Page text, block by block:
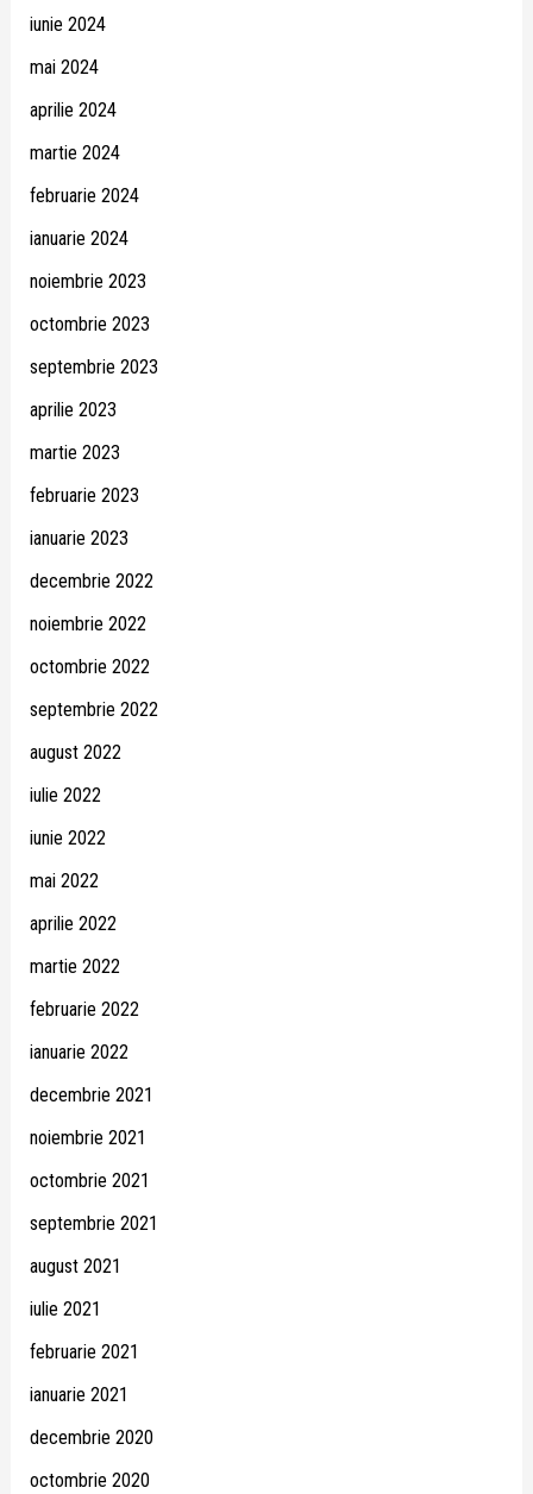
iunie 2024
mai 2024
aprilie 2024
martie 2024
februarie 2024
ianuarie 2024
noiembrie 2023
octombrie 2023
septembrie 2023
aprilie 2023
martie 2023
februarie 2023
ianuarie 2023
decembrie 2022
noiembrie 2022
octombrie 2022
septembrie 2022
august 2022
iulie 2022
iunie 2022
mai 2022
aprilie 2022
martie 2022
februarie 2022
ianuarie 2022
decembrie 2021
noiembrie 2021
octombrie 2021
septembrie 2021
august 2021
iulie 2021
februarie 2021
ianuarie 2021
decembrie 2020
octombrie 2020